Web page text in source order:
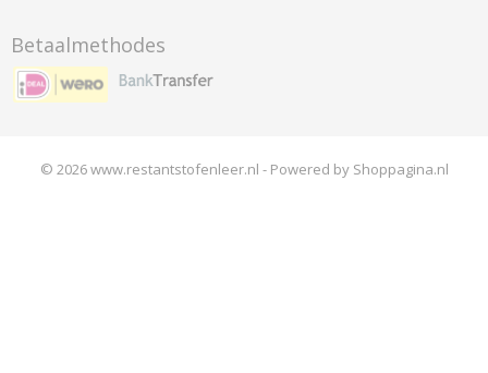
Betaalmethodes
© 2026 www.restantstofenleer.nl - Powered by Shoppagina.nl